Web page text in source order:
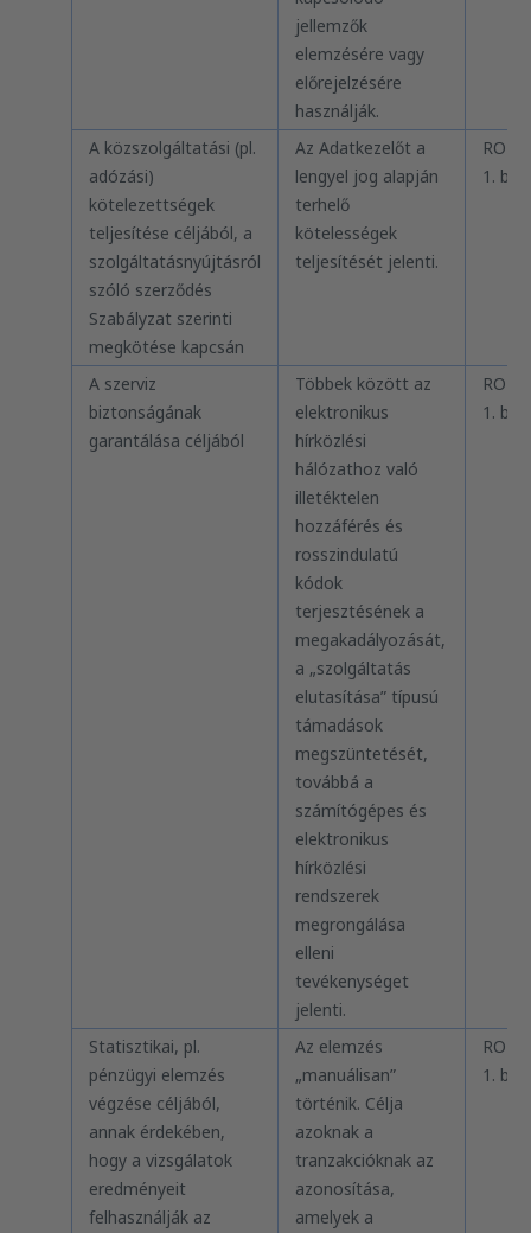
jellemzők
elemzésére vagy
előrejelzésére
használják.
A közszolgáltatási (pl.
adózási)
kötelezettségek
teljesítése céljából, a
szolgáltatásnyújtásról
szóló szerződés
Szabályzat szerinti
megkötése kapcsán
Az Adatkezelőt a
lengyel jog alapján
terhelő
kötelességek
teljesítését jelenti.
1.
A szerviz
biztonságának
garantálása céljából
Többek között az
elektronikus
hírközlési
hálózathoz való
illetéktelen
hozzáférés és
rosszindulatú
kódok
terjesztésének a
megakadályozását,
a „szolgáltatás
elutasítása” típusú
támadások
megszüntetését,
továbbá a
számítógépes és
elektronikus
hírközlési
rendszerek
megrongálása
elleni
tevékenységet
jelenti.
1.
Statisztikai, pl.
pénzügyi elemzés
végzése céljából,
annak érdekében,
hogy a vizsgálatok
eredményeit
felhasználják az
Az elemzés
„manuálisan”
történik. Célja
azoknak a
tranzakcióknak az
azonosítása,
amelyek a
1.